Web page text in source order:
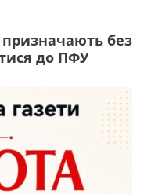
призначають без
до ПФУ